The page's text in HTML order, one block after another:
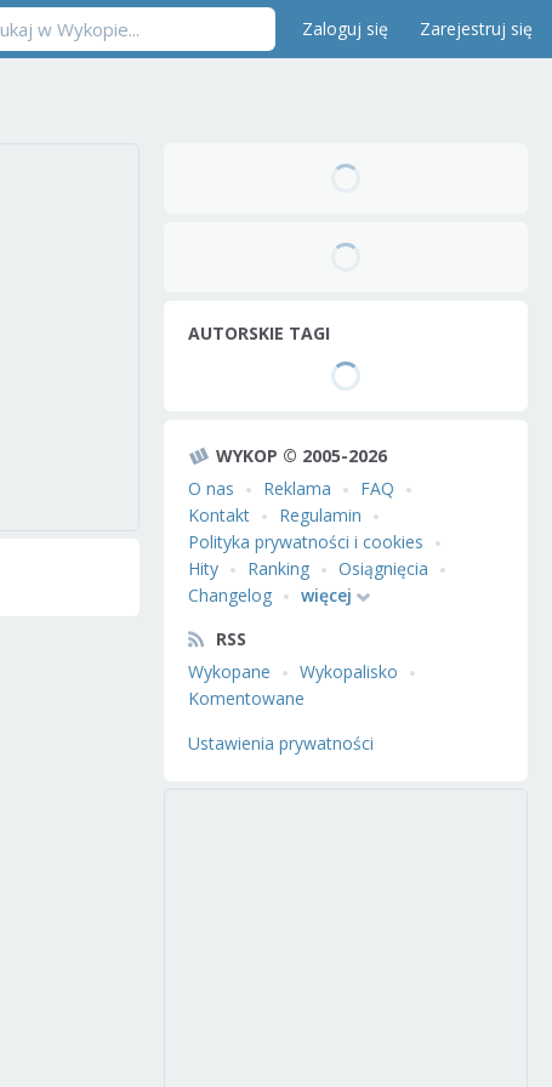
Zaloguj się Zarejestruj się
AUTORSKIE TAGI
WYKOP © 2005-2026
O nas
Reklama
FAQ
Kontakt
Regulamin
Polityka prywatności i cookies
Hity
Ranking
Osiągnięcia
Changelog
więcej
RSS
Wykopane
Wykopalisko
Komentowane
Ustawienia prywatności